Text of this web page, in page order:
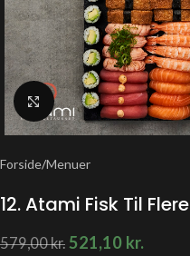
Klik for at forstørre
Forside/Menuer
12. Atami Fisk Til Flere
579,00kr. 521,10 kr.